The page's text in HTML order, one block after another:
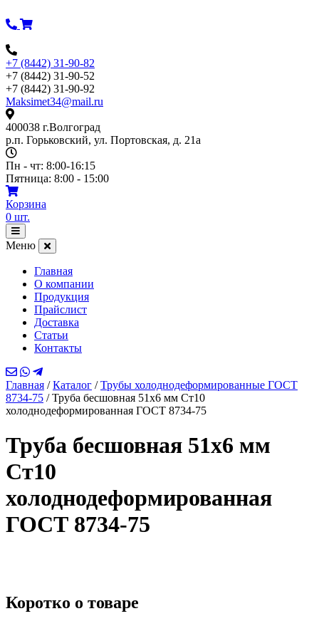
к
+7 (8442) 31-90-82
+7 (8442) 31-90-52
+7 (8442) 31-90-92
Maksimet34@mail.ru
400038 г.Волгоград
р.п. Горьковский, ул. Портовская, д. 21а
Пн - чт: 8:00-16:15
Пятница: 8:00 - 15:00
Корзина
0 шт.
Открыть
меню
Меню
Главная
О компании
Продукция
Прайслист
Доставка
Статьи
Контакты
Главная /Каталог /Трубы холоднодеформированные ГОСТ
8734-75 /Труба бесшовная 51х6 мм Ст10
холоднодеформированная ГОСТ 8734-75
Труба бесшовная 51х6 мм
Ст10
холоднодеформированная
ГОСТ 8734-75
Коротко о товаре